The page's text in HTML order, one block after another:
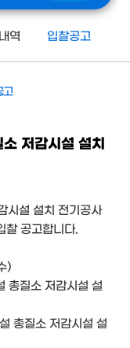
역 입찰공고
고
저감시설 설치
시설 설치 전기공사
찰 공고합니다.
)
총질소 저감시설 설
총질소 저감시설 설